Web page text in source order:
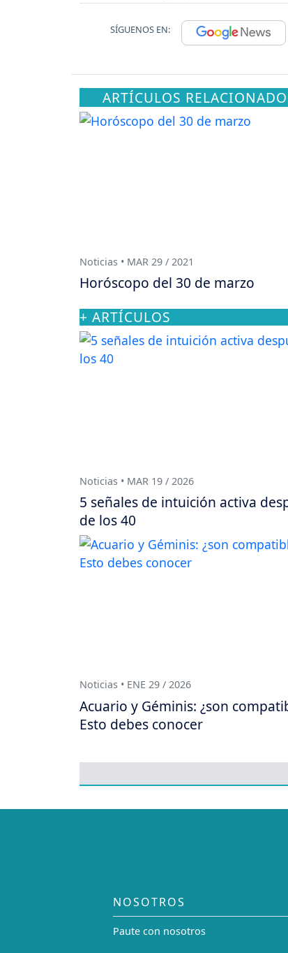
SÍGUENOS EN:
ARTÍCULOS
Noticias • MAR 29 / 2021
Horóscopo del 30 de marzo
+ ARTÍCULOS
Noticias • MAR 19 / 2026
5 señales de intuición activa
de los 40
Noticias • ENE 29 / 2026
Acuario y Géminis: ¿son
Esto debes conocer
NOSOTROS
Paute con nosotros